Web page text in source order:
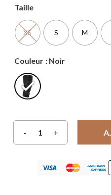
Taille
XS S M
Couleur : Noir